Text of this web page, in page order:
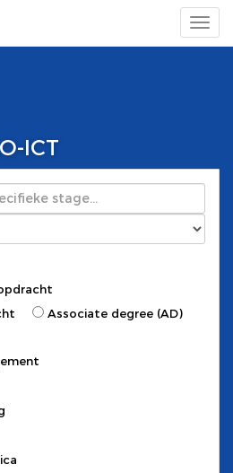
ICT
Associate degree (AD)